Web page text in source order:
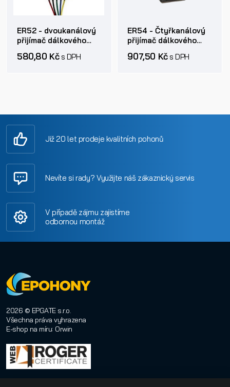
ER52 - dvoukanálový
přijímač dálkového
580,80 Kčs DPH
ER54 - Čtyřkanálový
přijímač dálkového
907,50 Kčs DPH
Již 20 let prodeje kvalitních pohonů
Nevíte si rady? Využijte náš zákaznický servis
V případě zájmu zajistíme
odbornou montáž
2026 © EPGATE s.r.o.
Všechna práva vyhrazena
E-shop na míru: Orwin